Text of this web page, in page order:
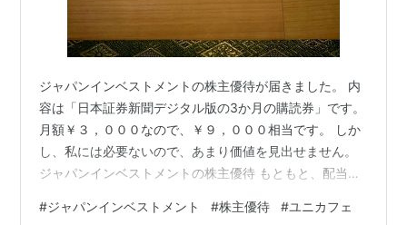
ジャパンインベストメントの株主優待が届きました。 内
容は「日本証券新聞デジタル版の3か月の購読券」です。
月額￥３，０００なので、￥９，０００相当です。 しか
し、私には必要ないので、あまり価値を見出せません。
ジャパンインベストメントの株主優待 もともと、配当金
済みです。 配当金は1株￥１６ｘ１００株＝￥１，６００
#ジャパンインベストメント #株主優待 #ユニカフェ